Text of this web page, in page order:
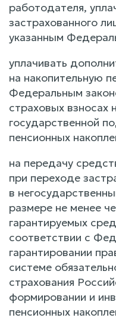
работодателя,
застрахованного
указанным
уплачивать
на накопительную
Федеральным
страховых взносах
государственной
пенсионных
на передачу
при переходе
в
размере не менее
гарантируемых
соответствии с
гарантировании
системе
страхования
формировании и
пенсионных